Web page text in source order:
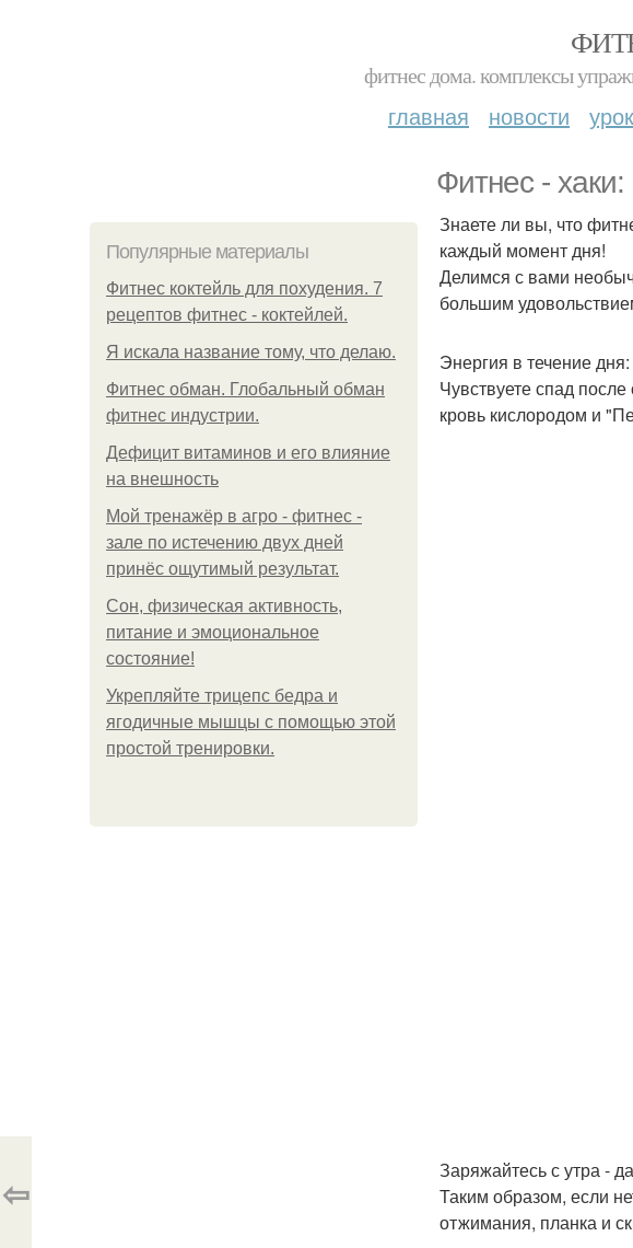
фитнес дома. комплексы
главная новости
Фитнес -
Популярные материалы
Фитнес коктейль для похудения. 7
рецептов фитнес - коктейлей.
Я искала название тому, что делаю.
Фитнес обман. Глобальный обман
фитнес индустрии.
Дефицит витаминов и его влияние
на внешность
Мой тренажёр в агро - фитнес -
зале по истечению двух дней
принёс ощутимый результат.
Сон, физическая активность,
питание и эмоциональное
состояние!
Укрепляйте трицепс бедра и
ягодичные мышцы с помощью этой
простой тренировки.
Знаете ли вы, что
каждый момент дня!
Делимся с вами
большим
Энергия в течение дня:
Чувствуете спад
кровь кислородом и
Заряжайтесь с утра -
Таким образом, если
отжимания, планка и
⇦